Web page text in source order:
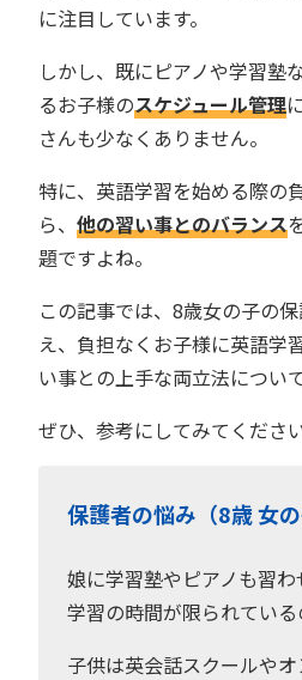
に注目しています。
しかし、既にピアノや学習塾
るお子様のスケジュール管理
さんも少なくありません。
特に、英語学習を始める際の
ら、 他の習い事とのバランス
題ですよね。
この記事では、8歳女の子の
え、負担なくお子様に英語学
い事との上手な両立法につい
ぜひ、参考にしてみてくださ
保護者の悩み（8歳 女の
娘に学習塾やピアノも習
学習の時間が限られている
子供は英会話スクールや